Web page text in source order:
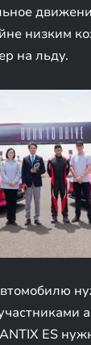
низким
на льду.
ES